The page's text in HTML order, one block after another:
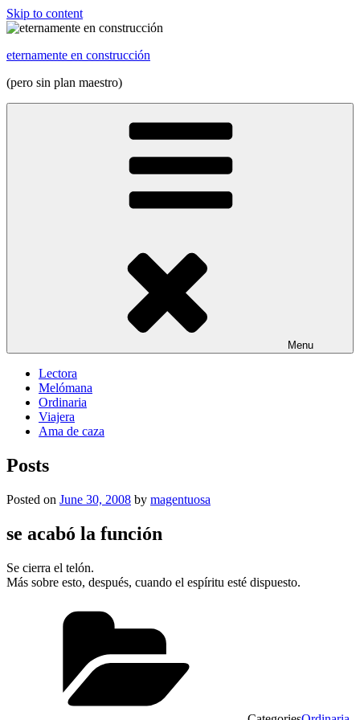
Skip to content
eternamente en construcción
(pero sin plan maestro)
Menu
Lectora
Melómana
Ordinaria
Viajera
Ama de caza
Posts
Posted on June 30, 2008 by magentuosa
se acabó la función
Se cierra el telón.
Más sobre esto, después, cuando el espíritu esté dispuesto.